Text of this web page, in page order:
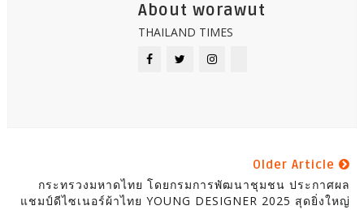
About worawut
THAILAND TIMES
Older Article
กระทรวงมหาดไทย โดยกรมการพัฒนาชุมชน ประกาศผล
แชมป์ดีไซเนอร์ผ้าไทย YOUNG DESIGNER 2025 สุดยิ่งใหญ่